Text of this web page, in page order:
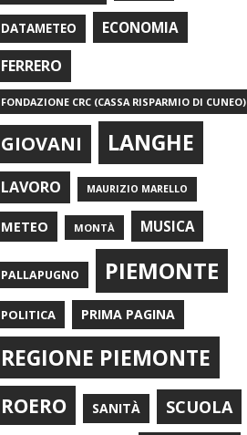
DATAMETEO ECONOMIA
FERRERO
FONDAZIONE CRC (CASSA RISPARMIO DI CUNEO)
GIOVANI LANGHE
LAVORO MAURIZIO MARELLO
METEO MONTÀ MUSICA
PALLAPUGNO PIEMONTE
POLITICA PRIMA PAGINA
REGIONE PIEMONTE
ROERO SANITÀ SCUOLA